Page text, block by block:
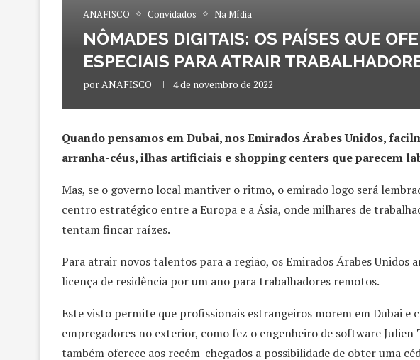
ANAFISCO Convidados Na Mídia
NÔMADES DIGITAIS: OS PAÍSES QUE
ESPECIAIS PARA ATRAIR
por ANAFISCO 4 de novembro de 2022
Quando pensamos em Dubai, nos Emirados Árabes Unidos,
arranha-céus, ilhas artificiais e shopping centers que parecem
Mas, se o governo local mantiver o ritmo, o emirado logo será
centro estratégico entre a Europa e a Ásia, onde milhares de
tentam fincar raízes.
Para atrair novos talentos para a região, os Emirados Árabes Unidos
licença de residência por um ano para trabalhadores remotos.
Este visto permite que profissionais estrangeiros morem em Dubai e
empregadores no exterior, como fez o engenheiro de software Julien
também oferece aos recém-chegados a possibilidade de obter uma